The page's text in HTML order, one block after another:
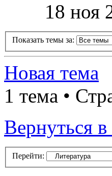
18 ноя
Показать темы за:
Новая тема
1 тема •
Вернуться
Перейти: